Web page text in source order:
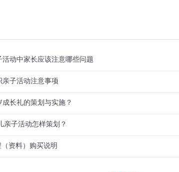
活动中家长应该注意哪些问题
子活动注意事项
长礼的策划与实施？
亲子活动怎样策划？
资料）购买说明